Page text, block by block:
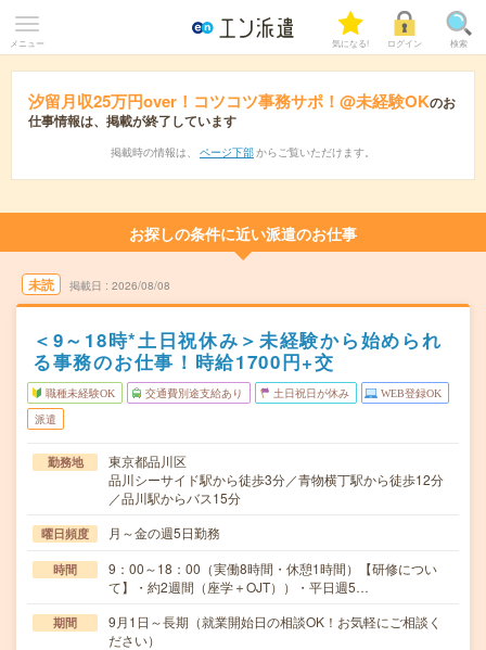
メニュー 気になる! ログイン 検索
汐留月収25万円over！コツコツ事務サポ！@未経験OKのお
仕事情報は、掲載が終了しています
掲載時の情報は、 ページ下部 からご覧いただけます。
お探しの条件に近い派遣のお仕事
未読 掲載日 2026/08/08
＜9～18時*土日祝休み＞未経験から始められ
る事務のお仕事！時給1700円+交
職種未経験OK 交通費別途支給あり 土日祝日が休み WEB登録OK
派遣
勤務地
東京都品川区
品川シーサイド駅から徒歩3分／青物横丁駅から徒歩12分
／品川駅からバス15分
曜日頻度 月～金の週5日勤務
時間
9：00～18：00（実働8時間・休憩1時間）【研修につい
て】・約2週間（座学＋OJT））・平日週5…
期間
9月1日～長期（就業開始日の相談OK！お気軽にご相談く
ださい）